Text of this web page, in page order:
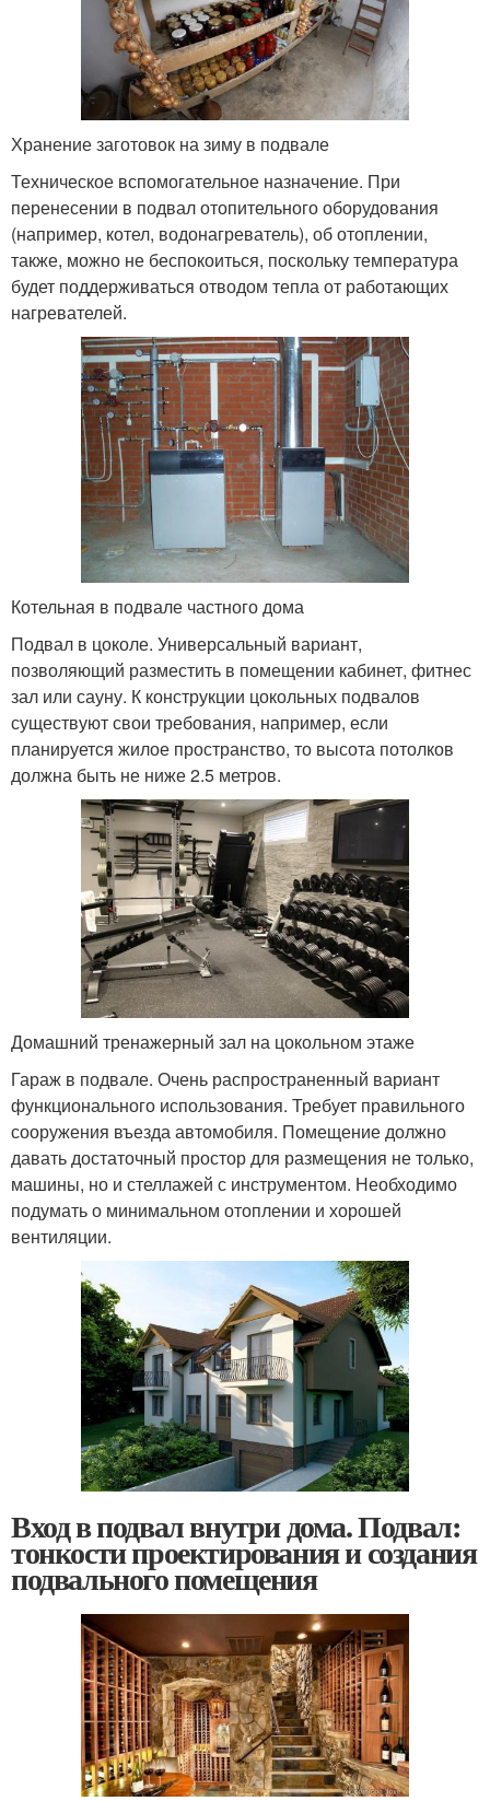
Хранение заготовок на зиму в подвале
Техническое вспомогательное назначение. При
перенесении в подвал отопительного оборудования
(например, котел, водонагреватель), об отоплении,
также, можно не беспокоиться, поскольку температура
будет поддерживаться отводом тепла от работающих
нагревателей.
Котельная в подвале частного дома
Подвал в цоколе. Универсальный вариант,
позволяющий разместить в помещении кабинет, фитнес
зал или сауну. К конструкции цокольных подвалов
существуют свои требования, например, если
планируется жилое пространство, то высота потолков
должна быть не ниже 2.5 метров.
Домашний тренажерный зал на цокольном этаже
Гараж в подвале. Очень распространенный вариант
функционального использования. Требует правильного
сооружения въезда автомобиля. Помещение должно
давать достаточный простор для размещения не только,
машины, но и стеллажей с инструментом. Необходимо
подумать о минимальном отоплении и хорошей
вентиляции.
Вход в подвал внутри дома. Подвал:
тонкости проектирования и создания
подвального помещения